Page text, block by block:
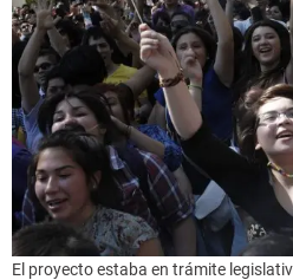
El proyecto estaba en trámite